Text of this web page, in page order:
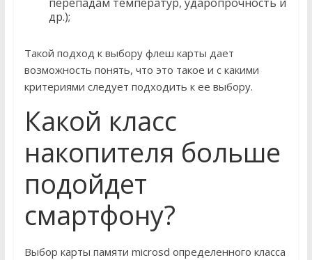
перепадам температур, ударопрочность и
др.);
Такой подход к выбору флеш карты дает
возможность понять, что это такое и с какими
критериями следует подходить к ее выбору.
Какой класс
накопителя больше
подойдет
смартфону?
Выбор карты памяти microsd определенного класса